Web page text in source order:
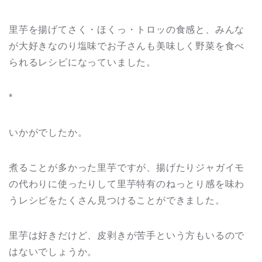
里芋を揚げてさく・ほくっ・トロッの食感と、みんな
が大好きなのり塩味でお子さんも美味しく野菜を食べ
られるレシピになっていました。
*
いかがでしたか。
煮ることが多かった里芋ですが、揚げたりジャガイモ
の代わりに使ったりして里芋特有のねっとり感を味わ
うレシピをたくさん見つけることができました。
里芋は好きだけど、皮剥きが苦手という方もいるので
はないでしょうか。